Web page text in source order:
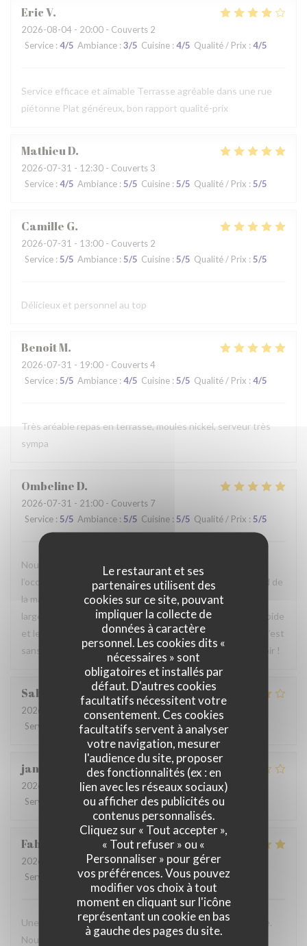
Le restaurant et ses
partenaires utilisent des
cookies sur ce site, pouvant
impliquer la collecte de
données à caractère
personnel. Les cookies dits «
nécessaires » sont
obligatoires et installés par
défaut. D'autres cookies
facultatifs nécessitent votre
consentement. Ces cookies
facultatifs servent à analyser
votre navigation, mesurer
l'audience du site, proposer
des fonctionnalités (ex : en
lien avec les réseaux sociaux)
ou afficher des publicités ou
contenus personnalisés.
Cliquez sur « Tout accepter »,
« Tout refuser » ou «
Personnaliser » pour gérer
vos préférences. Vous pouvez
modifier vos choix à tout
moment en cliquant sur l'icône
représentant un cookie en bas
à gauche des pages du site.
EricV
2026-08-04 - 20:00 - Couverts 2
Service : 4/5 Ambiance : 3/5 Cuisine : 4/5 Qualité / Prix : 4/5
Service efficace et aimable Terrasse agréable dans une rue
piétonne Plat généreux, bon rapport qualité-prix
MathieuD
2026-07-31 - 12:30 - Couverts 3
Service : 4/5 Ambiance : 5/5 Cuisine : 5/5 Qualité / Prix : 5/5
Camille G
2026-07-31 - 13:00 - Couverts 2
Service : 5/5 Ambiance : 5/5 Cuisine : 5/5 Qualité / Prix : 5/5
Délicieux et personnel au top
BenoitM
2026-07-31 - 19:00 - Couverts 4
Service : 5/5 Ambiance : 4/5 Cuisine : 5/5 Qualité / Prix : 4/5
Très aréable repas en terrasse, moules nickel, serveur très
sympa
OmbelineD
2026-07-31 - 21:00 - Couverts 7
Service : 5/5 Ambiance : 5/5 Cuisine : 5/5 Qualité / Prix : 5/5
Nous avons passé un agréable moment en famille. Ce fut
l’occasion, pour certains d’entre nous, de découvrir le Nord de
la manière la plus authentique qui soit. Le repas était
largement à la hauteur de nos attentes, le service était rapide
et le personnel particulièrement agréable et accueillant. C’est
sans hésiter que nous reviendrons. Au plaisir de vous revoir !
Sabrina
2026-07-25
- 21:00 - Couverts 2
Service
Ambiance:4/5 Cuisine: 4/5 Qualité / Prix
jan
2026-07-28
- 19:30 - Couverts 2
Service
Ambiance:3/5 Cuisine: 3 /5 Qualité / Prix
Fabrice
2026-07-19
- 12:00 - Couverts 3
Service
Ambiance:5 /5 Cuisine:4/5 Qualité / Prix
Une table sympathique avec son atmosphère authentique.
Nous avons apprécié notre déjeuner (moule, carbonade,